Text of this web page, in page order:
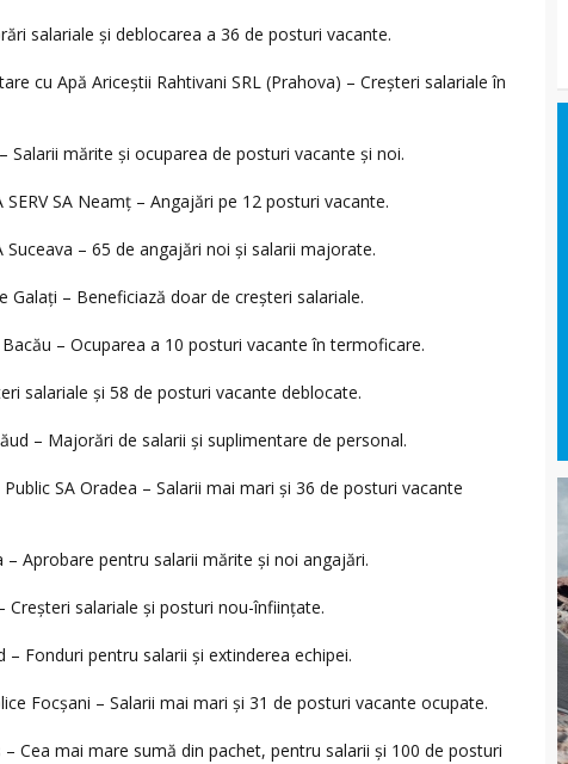
salariale și deblocarea a 36 de posturi vacante.
cu Apă Ariceștii Rahtivani SRL (Prahova) – Creșteri salariale în
Salarii mărite și ocuparea de posturi vacante și noi.
SERV SA Neamț – Angajări pe 12 posturi vacante.
Suceava – 65 de angajări noi și salarii majorate.
Galați – Beneficiază doar de creșteri salariale.
– Ocuparea a 10 posturi vacante în termoficare.
salariale și 58 de posturi vacante deblocate.
– Majorări de salarii și suplimentare de personal.
SA Oradea – Salarii mai mari și 36 de posturi vacante
– Aprobare pentru salarii mărite și noi angajări.
Creșteri salariale și posturi nou-înființate.
– Fonduri pentru salarii și extinderea echipei.
Focșani – Salarii mai mari și 31 de posturi vacante ocupate.
Cea mai mare sumă din pachet, pentru salarii și 100 de posturi